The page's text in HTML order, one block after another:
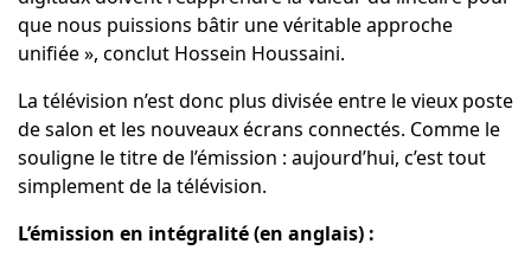
que nous puissions bâtir une véritable approche
unifiée », conclut Hossein Houssaini.
La télévision n’est donc plus divisée entre le vieux poste
de salon et les nouveaux écrans connectés. Comme le
souligne le titre de l’émission : aujourd’hui, c’est tout
simplement de la télévision.
L’émission en intégralité (en anglais) :